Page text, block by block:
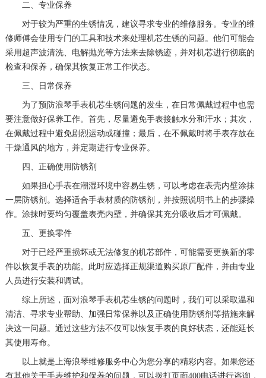
二、专业保养
对于较为严重的生锈情况，建议寻求专业的维修服务。专业的维
修师傅会使用专门的工具和技术来处理机芯生锈的问题。他们可能会
采用超声波清洗、电解抛光等方法来去除锈迹，并对机芯进行彻底的
检查和保养，确保其恢复正常工作状态。
三、日常保养
为了预防浪琴手表机芯生锈问题的发生，在日常佩戴过程中也需
要注意做好保养工作。首先，尽量避免手表接触水分和汗水；其次，
在佩戴过程中避免剧烈运动或碰撞；最后，在不佩戴时将手表存放在
干燥通风的地方，并定期进行专业保养。
四、正确使用防锈剂
如果担心手表在潮湿环境中容易生锈，可以考虑在表壳内壁涂抹
一层防锈剂。选择适合手表材质的防锈剂，并按照说明书上的步骤操
作。涂抹时要均匀覆盖表壳内壁，并确保其充分吸收后才可佩戴。
五、更换零件
对于已经严重损坏或无法修复的机芯部件，可能需要更换新的零
件以恢复手表的功能。此时应选择正规渠道购买原厂配件，并由专业
人员进行安装和调试。
综上所述，面对浪琴手表机芯生锈的问题时，我们可以采取温和
清洁、寻求专业帮助、加强日常保养以及正确使用防锈剂等措施来解
决这一问题。通过这些方法不仅可以恢复手表的良好状态，还能延长
其使用寿命。
以上就是 上海浪琴维修服务中心为您分享的精彩内容。如果您还
有其他关于手表维护和保养的问题，可以拨打页面400电话进行咨询，